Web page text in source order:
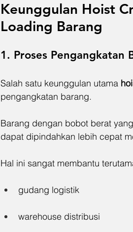
Keunggulan Hoist
Loading Barang
1. Proses Pengangkatan
Salah satu keunggulan utama
pengangkatan barang.
Barang dengan bobot berat
dapat dipindahkan lebih cepat
Hal ini sangat membantu
gudang logistik
warehouse distribusi